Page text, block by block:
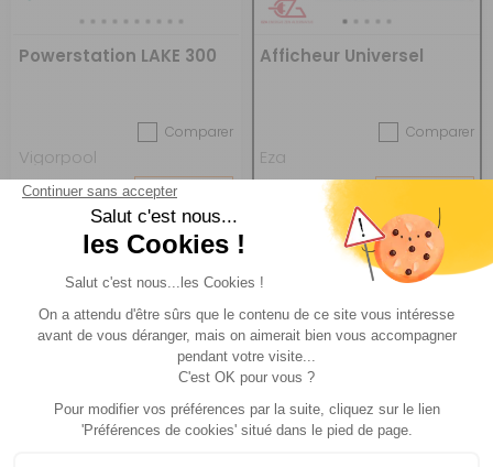
Powerstation LAKE 300
Comparer
Vigorpool
Réf : 496340 DESTOCKAGE
ACHETER 279 €
Afficheur Universel
Comparer
Eza
Réf : 496230
ACHETER 79 €